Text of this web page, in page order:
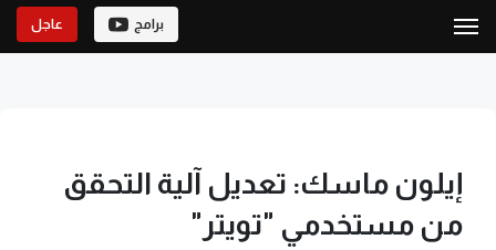
برامج عاجل
إيلون ماسك: تعديل آلية التحقق
من مستخدمي "تويتر"